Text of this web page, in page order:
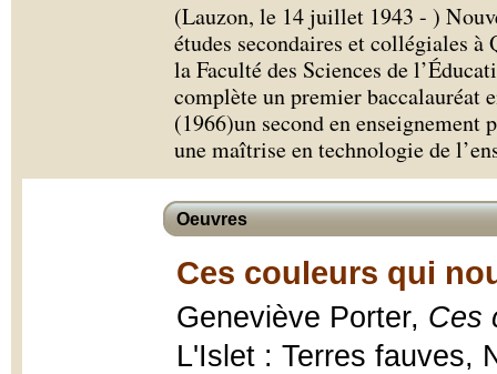
(Lauzon, le 14 juillet 1943 - )
études secondaires et collégiales à
la Faculté des Sciences de
complète un premier baccalauréat
(1966)un second en
une maîtrise en technologie de
Oeuvres
Ces couleurs qui
Geneviève Porter, Ces
L'Islet : Terres fauves,